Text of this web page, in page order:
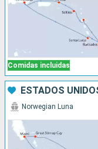
Comidas incluidas
Norwegian Luna